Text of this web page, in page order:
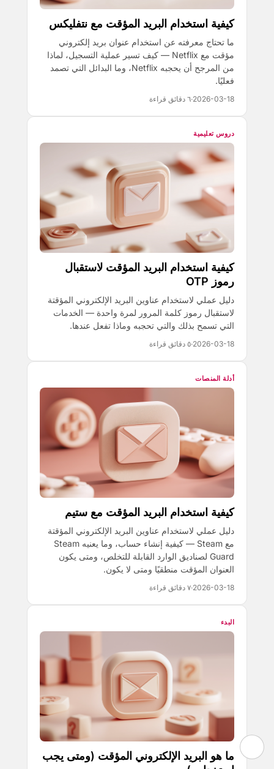
كيفية استخدام البريد المؤقت مع نتفليكس
ما تحتاج معرفته عن استخدام عنوان بريد إلكتروني
مؤقت مع Netflix — كيف تسير عملية التسجيل، لماذا
من المرجح أن يحجبه Netflix، وما البدائل التي تصمد
فعليًا.
2026-03-18
·٦ دقائق قراءة
دروس تعليمية
كيفية استخدام البريد المؤقت لاستقبال
رموز OTP
دليل عملي لاستخدام عناوين البريد الإلكتروني المؤقتة
لاستقبال رموز كلمة المرور لمرة واحدة — الخدمات
التي تسمح بذلك والتي تحجبه وماذا تفعل عندها.
2026-03-18
·٥ دقائق قراءة
أدلة المنصات
كيفية استخدام البريد المؤقت مع ستيم
دليل عملي لاستخدام عناوين البريد الإلكتروني المؤقتة
مع Steam — كيفية إنشاء حساب، وما يعنيه Steam
Guard لصناديق الوارد القابلة للتخلص، ومتى يكون
العنوان المؤقت منطقيًا ومتى لا يكون.
2026-03-18
·٧ دقائق قراءة
البدء
ما هو البريد الإلكتروني المؤقت (ومتى يجب